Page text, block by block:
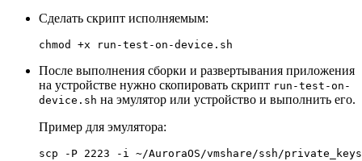
Сделать скрипт исполняемым:
chmod
После выполнения сборки и развертывания приложения
на устройстве нужно скопировать скрипт run-test-on-
device.sh на эмулятор или устройство и выполнить его.
Пример для эмулятора: